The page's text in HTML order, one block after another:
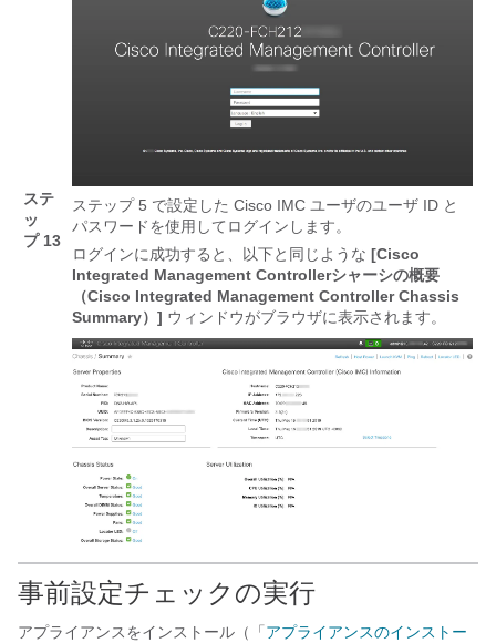
ステ
ッ
プ 13
ステップ 5 で設定した Cisco IMC ユーザのユーザ ID と
パスワードを使用してログインします。
ログインに成功すると、以下と同じような [Cisco
Integrated Management Controllerシャーシの概要
（Cisco Integrated Management Controller Chassis
Summary）] ウィンドウがブラウザに表示されます。
事前設定チェックの実行
アプライアンスをインストール（「 アプライアンスのインストー